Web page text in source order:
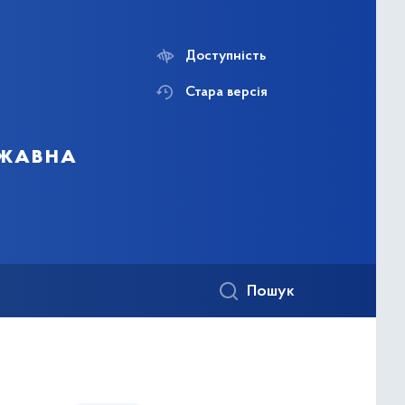
Доступність
Стара версія
Пошук